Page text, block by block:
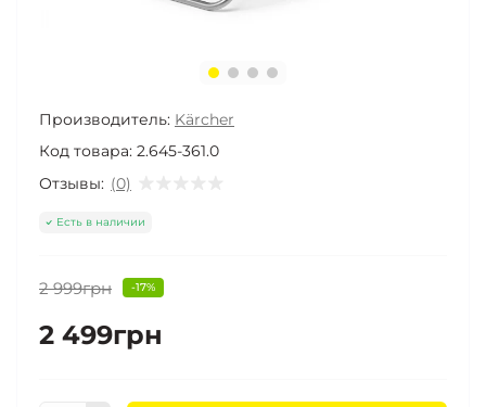
Производитель: Kärcher
Код товара: 2.645-361.0
Отзывы: (0)
Есть в наличии
2 999грн -17%
2 499грн